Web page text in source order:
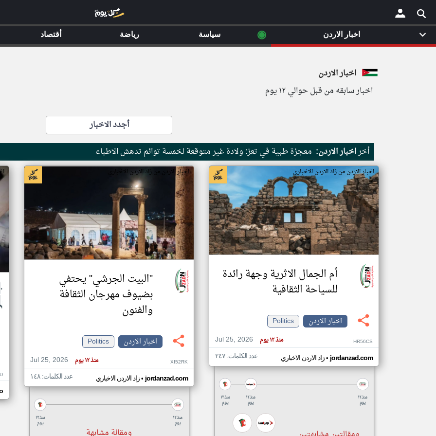
×
اخبار الاردن
اخبار سابقه من قبل حوالي ١٢ يوم
أجدد الاخبار
أخراخبار الاردن: معجزة طبية في تعز: ولادة غير متوقعة لخمسة توائم تدهش الاطباء
اخبار الاردن من زاد الاردن الاخباري
أم الجمال الاثرية وجهة رائدة
للسياحة الثقافية
اخبار الاردن
Politics
Jul 25, 2026
منذ ١٢ يوم HR56CS
زاد الاردن الاخباري•jordanzad.com عدد الكلمات: ٢٤٧
منذ ١٢
يوم
منذ ١٢
يوم
منذ ١٢
يوم
اخبار الاردن من زاد الاردن الاخباري
"البيت الجرشي" يحتفي
بضيوف مهرجان الثقافة
والفنون
اخبار الاردن
Politics
Jul 25, 2026
منذ ١٢ يوم XI52RK
زاد الاردن الاخباري•jordanzad.com عدد الكلمات: ١٤٨
منذ ١٢
يوم
منذ ١٢
يوم
ومقالة مشابهة
اخبار الاردن ◉ سياسة رياضة أقتصاد